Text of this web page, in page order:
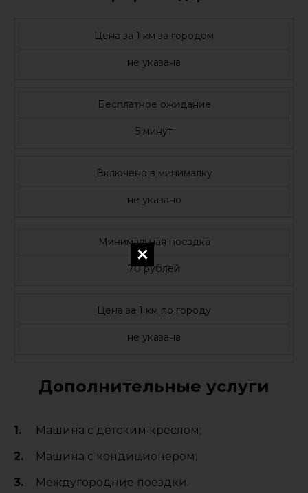
Цена за 1 км за городом
не указана
Бесплатное ожидание
5 минут
Включено в минималку
не указано
Минимальная поездка
70 рублей
Цена за 1 км по городу
не указана
Дополнительные услуги
Машина с детским креслом;
Машина с кондиционером;
Междугородние поездки.